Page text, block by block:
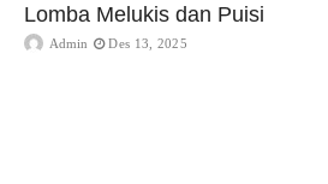
Lomba Melukis dan Puisi
Admin Des 13, 2025